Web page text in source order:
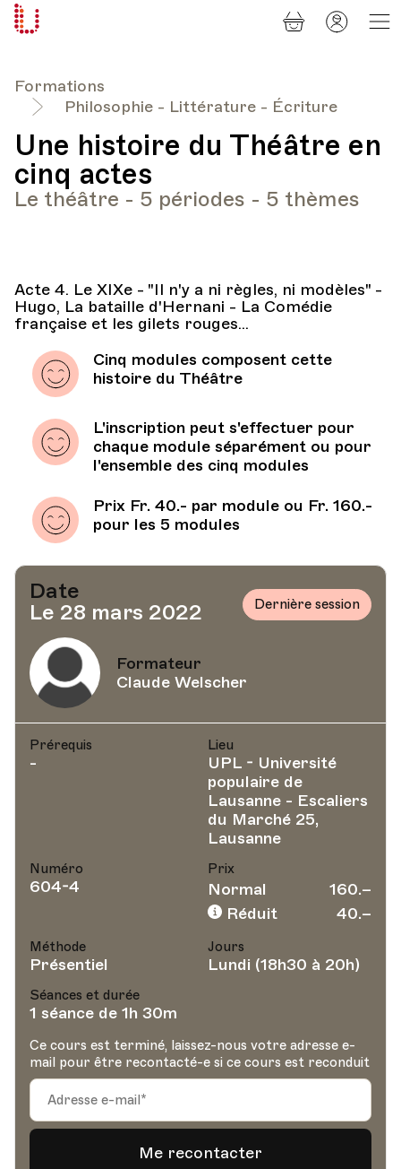
Formations
Philosophie - Littérature - Écriture
Une histoire du Théâtre en
cinq actes
Le théâtre - 5 périodes - 5 thèmes
Acte 4. Le XIXe - "Il n'y a ni règles, ni modèles" -
Hugo, La bataille d'Hernani - La Comédie
française et les gilets rouges...
Cinq modules composent cette
histoire du Théâtre
L'inscription peut s'effectuer pour
chaque module séparément ou pour
l'ensemble des cinq modules
Prix Fr. 40.- par module ou Fr. 160.-
pour les 5 modules
Date
Le 28 mars 2022
Dernière session
Formateur
Claude Welscher
Prérequis
-
Lieu
UPL - Université
populaire de
Lausanne - Escaliers
du Marché 25,
Lausanne
Numéro
604-4
Prix
Normal
160.–
Réduit
40.–
Méthode
Présentiel
Jours
Lundi (18h30 à 20h)
Séances et durée
1 séance de 1h 30m
Ce cours est terminé, laissez-nous votre adresse e-
mail pour être recontacté-e si ce cours est reconduit
Panier
Mon